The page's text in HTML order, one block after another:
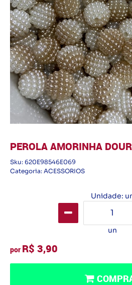
PEROLA AMORINHA
Sku: 620E98546E069
Categoria: ACESSORIOS
Unidade:
un
por R$ 3,90